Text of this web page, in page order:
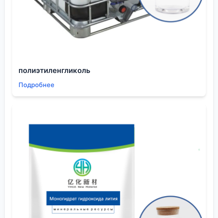
сотрудничество с фармацевтическими
компаниями из портфеляООО Шэньян Ихуа Новые
) такие изостерические замены —
обычная практика. Молекула на основе пиридина
Был у нас опыт с синтезом хелатирующего
кольцо. Идея была в увеличении жесткости
специфического иона металла. Синтез оказался
на порядок сложнее, выходы скромными. Но
полученный комплекс показал уникальную
селективность. Проект в итоге не пошел в серию
из-за дороговизны сырья, но как
исследовательский кейс очень показателен. Это к
полиэтиленгликоль
Подробнее